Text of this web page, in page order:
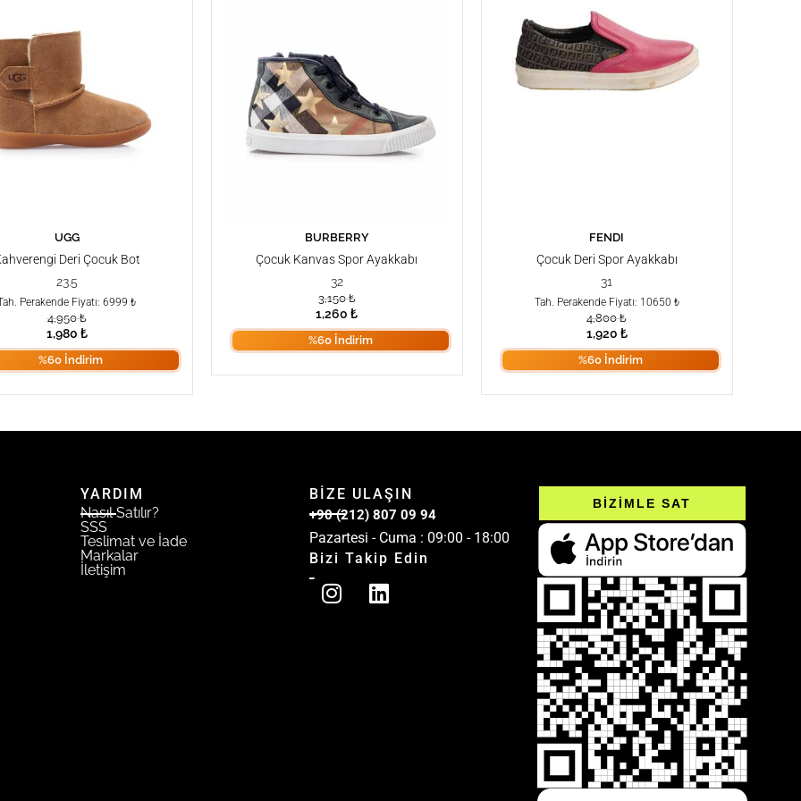
SEPETE EKLE
UGG
Deri Çocuk Bot
23.5
Perakende Fiyatı: 6999 ₺
4,950₺
1,980 ₺
%60 İndirim
SEPETE EKLE
BURBERRY
Çocuk Kanvas Spor Ayakkabı
32
3,150₺
1,260₺
%60 İndirim
SEPETE EKLE
FENDI
Çocuk Deri Spor Ayakkabı
31
Tah. Perakende Fiyatı: 10650 ₺
4,800₺
1,920 ₺
%60 İndirim
YARDIM
Nasıl Satılır?
SSS
Teslimat ve İade
Markalar
İletişim
BİZE ULAŞIN
+90 (212) 807 09 94
Pazartesi - Cuma : 09:00 - 18:00
Bizi Takip Edin
BİZİMLE SAT